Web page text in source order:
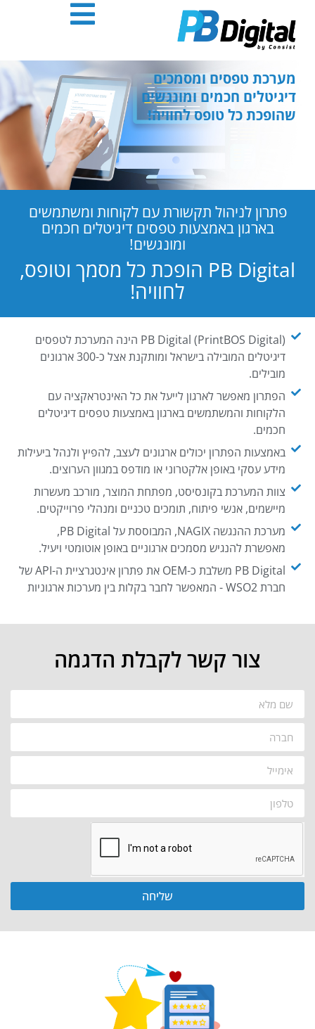
אנטר
מערכת טפסים ומסמכים
דיגיטלים חכמים ומונגשים
שהופכת כל טופס לחוויה!
פתרון לניהול תקשורת עם לקוחות ומשתמשים
בארגון באמצעות טפסים דיגיטלים חכמים
ומונגשים!
PB Digital הופכת כל מסמך וטופס,
לחוויה!
PB Digital (PrintBOS Digital) הינה המערכת לטפסים
דיגיטלים המובילה בישראל ומותקנת אצל כ-300 ארגונים
מובילים.
הפתרון מאפשר לארגון לייעל את כל האינטראקציה עם
הלקוחות והמשתמשים בארגון באמצעות טפסים דיגיטלים
חכמים.
באמצעות הפתרון יכולים ארגונים לעצב, להפיץ ולנהל ביעילות
מידע עסקי באופן אלקטרוני או מודפס במגוון הערוצים.
צוות המערכת בקונסיסט, מפתחת המוצר, מורכב מעשרות
מיישמים, אנשי פיתוח, תומכים טכניים ומנהלי פרוייקטים.
מערכת ההנגשה NAGIX, המבוססת על PB Digital,
מאפשרת להנגיש מסמכים ארגוניים באופן אוטומטי ויעיל.
PB Digital משלבת כ-OEM את פתרון אינטגרציית ה-API של
חברת WSO2 - המאפשר לחבר בקלות בין מערכות ארגוניות
צור קשר לקבלת הדגמה
שליחה